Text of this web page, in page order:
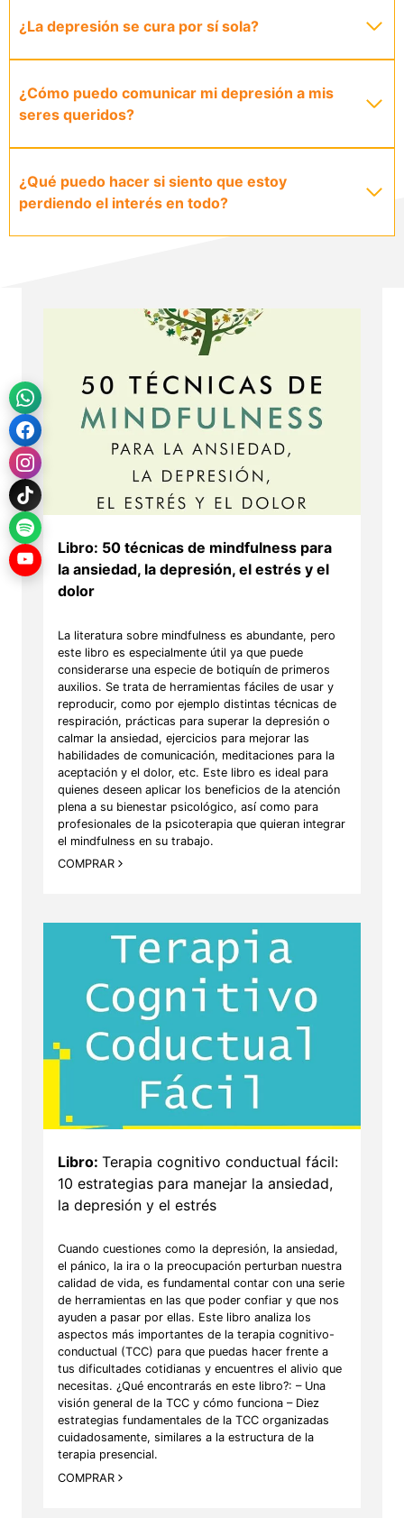
¿La depresión se cura por sí sola?
¿Cómo puedo comunicar mi depresión a mis
seres queridos?
¿Qué puedo hacer si siento que estoy
perdiendo el interés en todo?
Libro: 50 técnicas de mindfulness para
la ansiedad, la depresión, el estrés y el
dolor
La literatura sobre mindfulness es abundante, pero
este libro es especialmente útil ya que puede
considerarse una especie de botiquín de primeros
auxilios. Se trata de herramientas fáciles de usar y
reproducir, como por ejemplo distintas técnicas de
respiración, prácticas para superar la depresión o
calmar la ansiedad, ejercicios para mejorar las
habilidades de comunicación, meditaciones para la
aceptación y el dolor, etc. Este libro es ideal para
quienes deseen aplicar los beneficios de la atención
plena a su bienestar psicológico, así como para
profesionales de la psicoterapia que quieran integrar
el mindfulness en su trabajo.
COMPRAR
Libro: Terapia cognitivo conductual fácil:
10 estrategias para manejar la ansiedad,
la depresión y el estrés
Cuando cuestiones como la depresión, la ansiedad,
el pánico, la ira o la preocupación perturban nuestra
calidad de vida, es fundamental contar con una serie
de herramientas en las que poder confiar y que nos
ayuden a pasar por ellas. Este libro analiza los
aspectos más importantes de la terapia cognitivo-
conductual (TCC) para que puedas hacer frente a
tus dificultades cotidianas y encuentres el alivio que
necesitas. ¿Qué encontrarás en este libro?: – Una
visión general de la TCC y cómo funciona – Diez
estrategias fundamentales de la TCC organizadas
cuidadosamente, similares a la estructura de la
terapia presencial.
COMPRAR